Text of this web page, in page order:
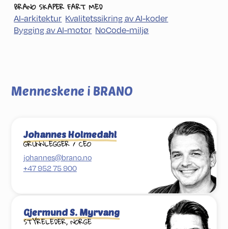
BRANO SKAPER FART MED
AI-arkitektur Kvalitets­sikring av AI-koder
Bygging av AI-motor NoCode-miljø
Menneskene i BRANO
Johannes Holmedahl
GRUNNLEGGER / CEO
johannes@brano.no
+47 952 75 900
Gjermund S. Myrvang
STYRELEDER, NORGE